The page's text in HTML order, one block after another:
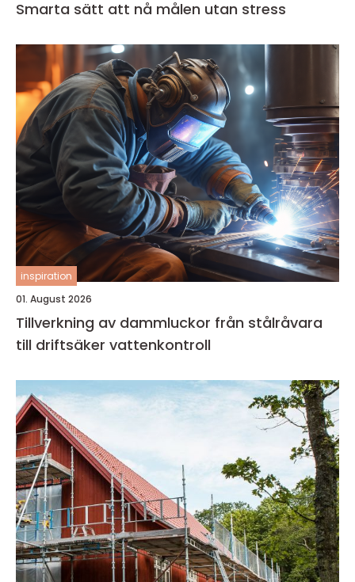
Smarta sätt att nå målen utan stress
inspiration
01. August 2026
Tillverkning av dammluckor från stålråvara
till driftsäker vattenkontroll